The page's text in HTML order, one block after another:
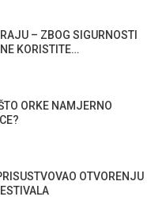
– ZBOG SIGURNOSTI
KORISTITE…
ORKE NAMJERNO
OTVORENJU